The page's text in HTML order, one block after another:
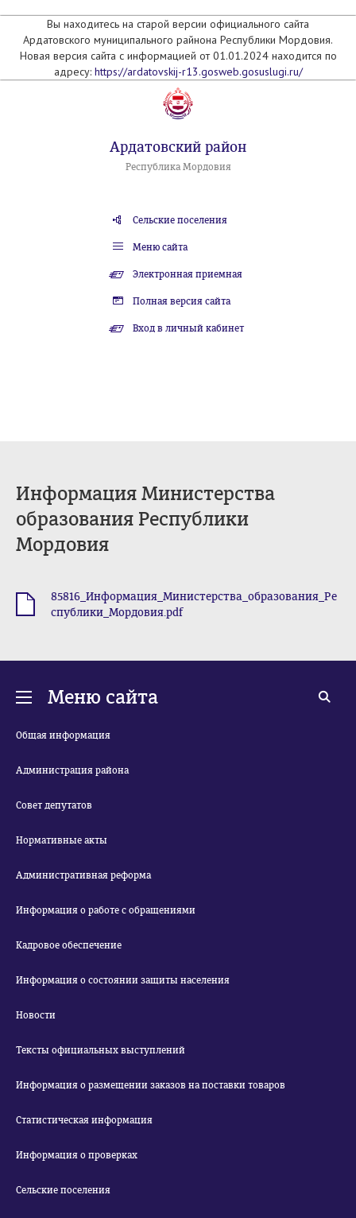
Вы находитесь на старой версии официального сайта
Ардатовского муниципального райнона Республики Мордовия.
Новая версия сайта с информацией от 01.01.2024 находится по
адресу: https://ardatovskij-r13.gosweb.gosuslugi.ru/
Ардатовский район
Республика Мордовия
Сельские поселения
Меню сайта
Электронная приемная
Полная версия сайта
Вход в личный кабинет
Информация Министерства
образования Республики
Мордовия
85816_Информация_Министерства_образования_Ре
спублики_Мордовия.pdf
Меню сайта
Общая информация
Администрация района
Совет депутатов
Нормативные акты
Административная реформа
Информация о работе с обращениями
Кадровое обеспечение
Информация о состоянии защиты населения
Новости
Тексты официальных выступлений
Информация о размещении заказов на поставки товаров
Статистическая информация
Информация о проверках
Сельские поселения